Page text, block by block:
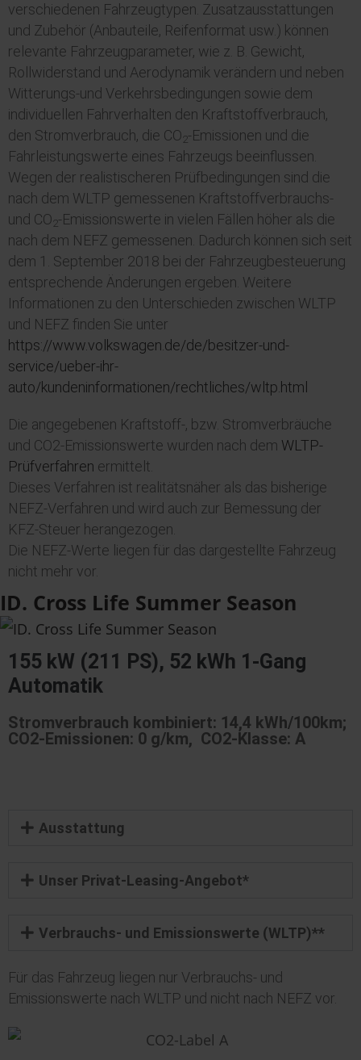
verschiedenen Fahrzeugtypen. Zusatzausstattungen
und Zubehör (Anbauteile, Reifenformat usw.) können
relevante Fahrzeugparameter, wie z. B. Gewicht,
Rollwiderstand und Aerodynamik verändern und neben
Witterungs-und Verkehrsbedingungen sowie dem
individuellen Fahrverhalten den Kraftstoffverbrauch,
den Stromverbrauch, die CO2-Emissionen und die
Fahrleistungswerte eines Fahrzeugs beeinflussen.
Wegen der realistischeren Prüfbedingungen sind die
nach dem WLTP gemessenen Kraftstoffverbrauchs-
und CO2-Emissionswerte in vielen Fällen höher als die
nach dem NEFZ gemessenen. Dadurch können sich seit
dem 1. September 2018 bei der Fahrzeugbesteuerung
entsprechende Änderungen ergeben. Weitere
Informationen zu den Unterschieden zwischen WLTP
und NEFZ finden Sie unter
https://www.volkswagen.de/de/besitzer-und-
service/ueber-ihr-
auto/kundeninformationen/rechtliches/wltp.html
Die angegebenen Kraftstoff-, bzw. Stromverbräuche
und CO2-Emissionswerte wurden nach dem WLTP-
Prüfverfahren ermittelt.
Dieses Verfahren ist realitätsnäher als das bisherige
NEFZ-Verfahren und wird auch zur Bemessung der
KFZ-Steuer herangezogen.
Die NEFZ-Werte liegen für das dargestellte Fahrzeug
nicht mehr vor.
ID. Cross Life Summer Season
155 kW (211 PS), 52 kWh 1-Gang
Automatik
Stromverbrauch kombiniert: 14,4 kWh/100km;
CO2-Emissionen: 0 g/km, CO2-Klasse: A
Ausstattung
Unser Privat-Leasing-Angebot*
Verbrauchs- und Emissionswerte (WLTP)**
Für das Fahrzeug liegen nur Verbrauchs- und
Emissionswerte nach WLTP und nicht nach NEFZ vor.